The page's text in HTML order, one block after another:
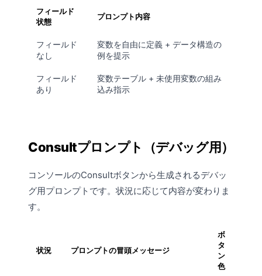
フィールド
状態
プロンプト内容
フィールド
なし
変数を自由に定義 + データ構造の
例を提示
フィールド
あり
変数テーブル + 未使用変数の組み
込み指示
Consultプロンプト（デバッグ用）
コンソールのConsultボタンから生成されるデバッ
グ用プロンプトです。状況に応じて内容が変わりま
す。
状況 プロンプトの冒頭メッセージ
ボ
タ
ン
色